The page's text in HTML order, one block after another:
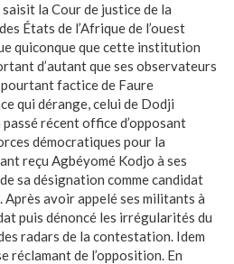
saisit la Cour de justice de la
États de l’Afrique de l’ouest
quiconque que cette institution
d’autant que ses observateurs
factice de Faure
qui dérange, celui de Dodji
passé récent office d’opposant
démocratiques pour la
reçu Agbéyomé Kodjo à ses
sa désignation comme candidat
Après avoir appelé ses militants à
puis dénoncé les irrégularités du
radars de la contestation. Idem
réclamant de l’opposition. En